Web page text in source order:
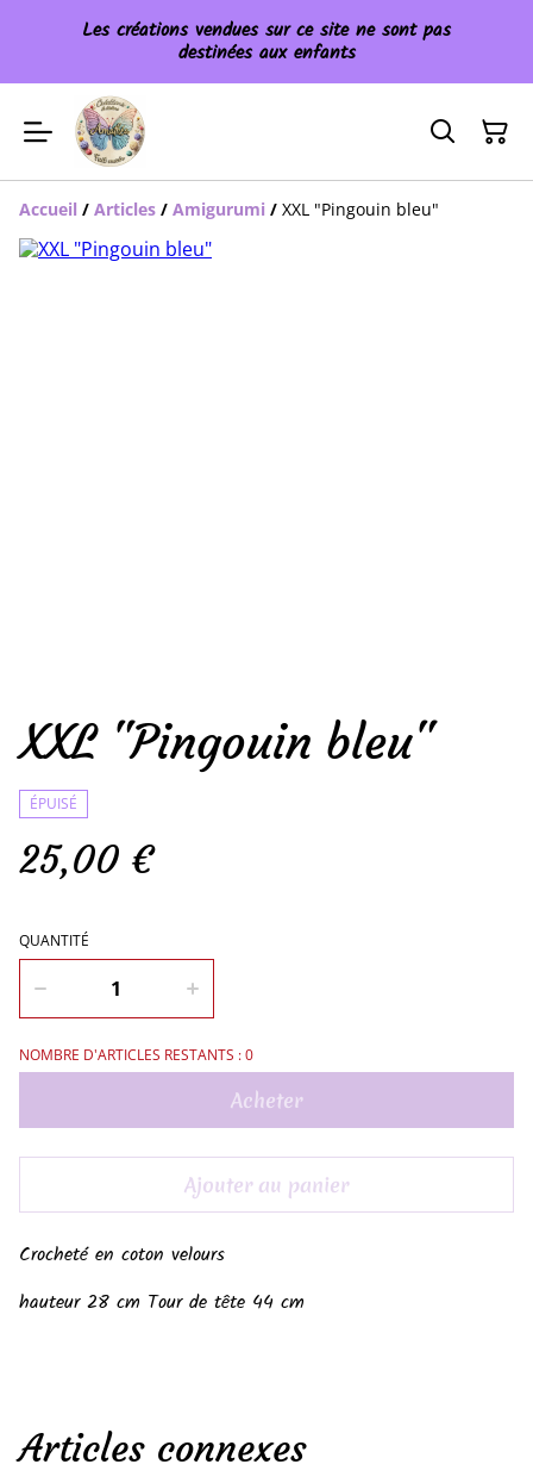
Les créations vendues sur ce site ne sont pas
destinées aux enfants
Accueil / Articles / Amigurumi / XXL "Pingouin bleu"
XXL "Pingouin bleu"
ÉPUISÉ
25,00 €
QUANTITÉ
NOMBRE D'ARTICLES RESTANTS : 0
Acheter
Ajouter au panier
Crocheté en coton velours
hauteur 28 cm Tour de tête 44 cm
Articles connexes